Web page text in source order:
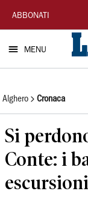
La
Nuova
Sardegna
ABBONATI
MENU
Alghero Cronaca
Si
Conte: i